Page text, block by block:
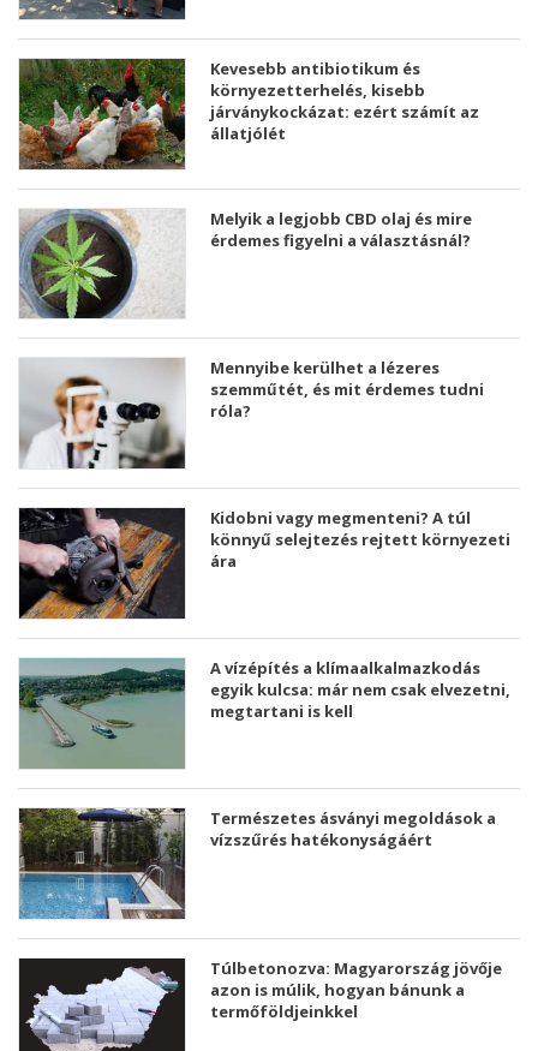
Kevesebb antibiotikum és
környezetterhelés, kisebb
járványkockázat: ezért számít az
állatjólét
Melyik a legjobb CBD olaj és mire
érdemes figyelni a választásnál?
Mennyibe kerülhet a lézeres
szemműtét, és mit érdemes tudni
róla?
Kidobni vagy megmenteni? A túl
könnyű selejtezés rejtett környezeti
ára
A vízépítés a klímaalkalmazkodás
egyik kulcsa: már nem csak elvezetni,
megtartani is kell
Természetes ásványi megoldások a
vízszűrés hatékonyságáért
Túlbetonozva: Magyarország jövője
azon is múlik, hogyan bánunk a
termőföldjeinkkel